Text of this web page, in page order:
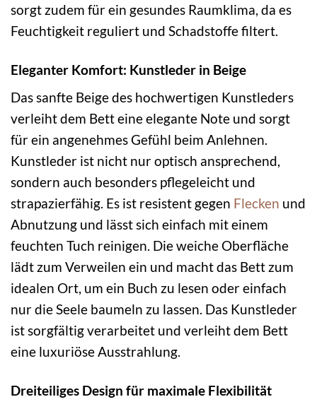
sorgt zudem für ein gesundes Raumklima, da es
Feuchtigkeit reguliert und Schadstoffe filtert.
Eleganter Komfort: Kunstleder in Beige
Das sanfte Beige des hochwertigen Kunstleders
verleiht dem Bett eine elegante Note und sorgt
für ein angenehmes Gefühl beim Anlehnen.
Kunstleder ist nicht nur optisch ansprechend,
sondern auch besonders pflegeleicht und
strapazierfähig. Es ist resistent gegen Flecken und
Abnutzung und lässt sich einfach mit einem
feuchten Tuch reinigen. Die weiche Oberfläche
lädt zum Verweilen ein und macht das Bett zum
idealen Ort, um ein Buch zu lesen oder einfach
nur die Seele baumeln zu lassen. Das Kunstleder
ist sorgfältig verarbeitet und verleiht dem Bett
eine luxuriöse Ausstrahlung.
Dreiteiliges Design für maximale Flexibilität